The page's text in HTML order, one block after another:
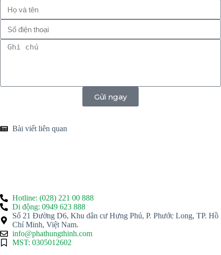
Gửi ngay
Bài viết liên quan
Hotline: (028) 221 00 888
Di động: 0949 623 888
Số 21 Đường D6, Khu dân cư Hưng Phú, P. Phước Long, TP. Hồ
Chí Minh, Việt Nam.
info@phathungthinh.com
MST: 0305012602